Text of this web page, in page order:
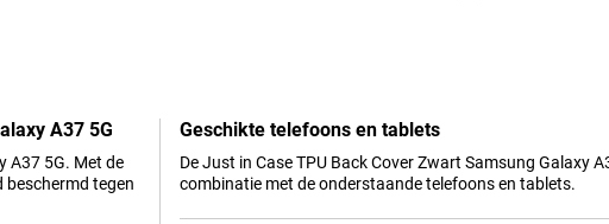
A37 5G
A37 5G. Met de
beschermd tegen
Geschikte telefoons en tablets
De Just in Case TPU Back Cover Zwart Samsung Galaxy
combinatie met de onderstaande telefoons en tablets.